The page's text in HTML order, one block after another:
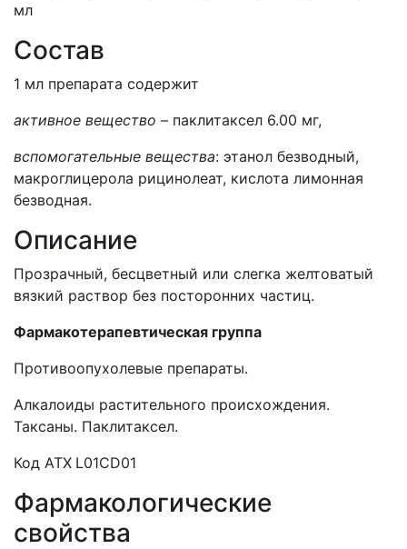
мл
Состав
1 мл препарата содержит
активное вещество – паклитаксел 6.00 мг,
вспомогательные вещества: этанол безводный,
макроглицерола рицинолеат, кислота лимонная
безводная.
Описание
Прозрачный, бесцветный или слегка желтоватый
вязкий раствор без посторонних частиц.
Фармакотерапевтическая группа
Противоопухолевые препараты.
Алкалоиды растительного происхождения.
Таксаны. Паклитаксел.
Код АТХ L01CD01
Фармакологические
свойства